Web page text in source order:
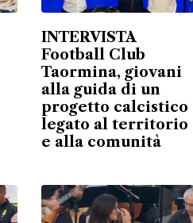
INTERVISTA
Football Club
Taormina, giovani
alla guida di un
progetto calcistico
legato al territorio
e alla comunità